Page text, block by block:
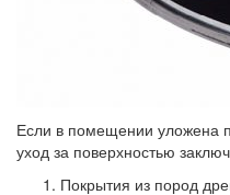
Если в помещении уложена
уход за поверхностью
Покрытия из пород